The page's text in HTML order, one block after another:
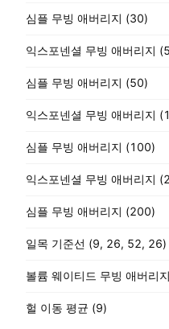
심플 무빙 애버리지 (30)
익스포넨셜 무빙 애버리지
심플 무빙 애버리지 (50)
익스포넨셜 무빙 애버리지
심플 무빙 애버리지 (100)
익스포넨셜 무빙 애버리지
심플 무빙 애버리지 (200)
일목 기준선 (9, 26, 52, 26)
볼륨 웨이티드 무빙 애버리
헐 이동 평균 (9)